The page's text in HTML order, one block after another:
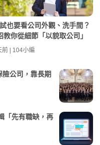
也要看公司外觀、洗手間？
教你從細節「以貌取公司」
前 | 104小編
公司，靠長期
「先有職缺，再